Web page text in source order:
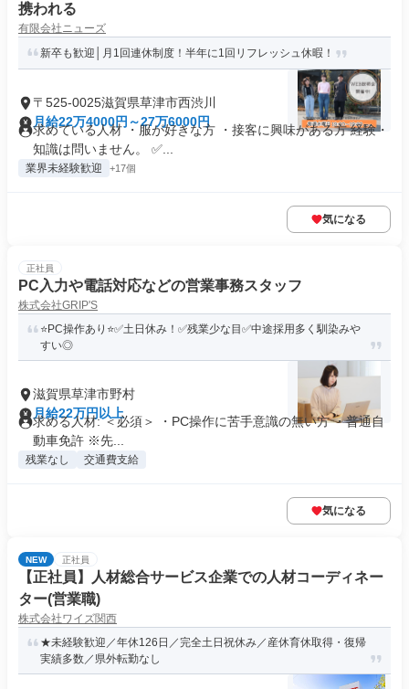
携われる
有限会社ニューズ
新卒も歓迎│月1回連休制度！半年に1回リフレッシュ休暇！
〒525-0025滋賀県草津市西渋川
月給22万4000円～27万6000円
求めている人材 ・服が好きな方 ・接客に興味がある方 経験・
知識は問いません。 ✅...
業界未経験歓迎 +17個
気になる
正社員
PC入力や電話対応などの営業事務スタッフ
株式会社GRIP'S
⭐PC操作あり⭐✅土日休み！✅残業少な目✅中途採用多く馴染みや
すい◎
滋賀県草津市野村
月給22万円以上
求める人材: ＜必須＞ ・PC操作に苦手意識の無い方 ・普通自
動車免許 ※先...
残業なし 交通費支給
気になる
NEW 正社員
【正社員】人材総合サービス企業での人材コーディネー
ター(営業職)
株式会社ワイズ関西
★未経験歓迎／年休126日／完全土日祝休み／産休育休取得・復帰
実績多数／県外転勤なし